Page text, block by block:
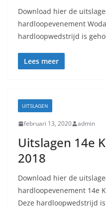
Download hier de
hardloopevenement
hardloopwedstrijd is
Lees meer
UITSLAGEN
februari 13, 2020 admin
Uitslagen 14e
2018
Download hier de
hardloopevenement 14e
Deze hardloopwedstrijd